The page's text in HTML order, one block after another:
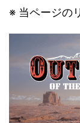
※ 当ページの